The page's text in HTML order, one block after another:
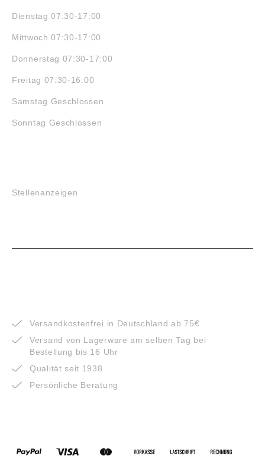
Dienstag 07:30-17:00
Mittwoch 07:30-17:00
Donnerstag 07:30-17:00
Freitag 07:30-16:00
Samstag Geschlossen
Sonntag Geschlossen
Stellenanzeigen
Versandkostenfrei in Deutschland ab 75€
Versand von Lagerware am selben Tag bei
Bestellung bis 16 Uhr
Qualität seit 1938
Persönliche Beratung